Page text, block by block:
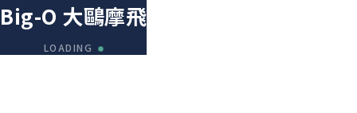
Big-O 大鷗摩飛
LOADING